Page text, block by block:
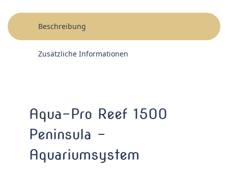
Beschreibung
Zusätzliche Informationen
Aqua-Pro Reef 1500
Peninsula –
Aquariumsystem